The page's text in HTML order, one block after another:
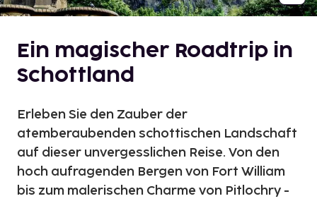
Ein magischer Roadtrip in
Schottland
Erleben Sie den Zauber der
atemberaubenden schottischen Landschaft
auf dieser unvergesslichen Reise. Von den
hoch aufragenden Bergen von Fort William
bis zum malerischen Charme von Pitlochry -